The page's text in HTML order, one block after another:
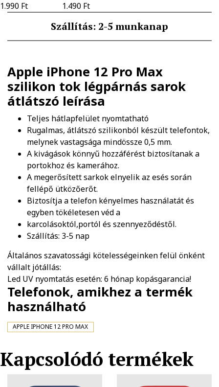
1.990 Ft 1.490 Ft
Szállítás: 2-5 munkanap
Apple iPhone 12 Pro Max
szilikon tok légpárnás sarok
átlátszó leírása
Teljes hátlapfelület nyomtatható
Rugalmas, átlátszó szilikonból készült telefontok,
melynek vastagsága mindössze 0,5 mm.
A kivágások könnyű hozzáférést biztosítanak a
portokhoz és kamerához.
A megerősített sarkok elnyelik az esés során
fellépő ütközőerőt.
Biztosítja a telefon kényelmes használatát és
egyben tökéletesen véd a
karcolásoktól,portól és szennyeződéstől.
Szállítás: 3-5 nap
Általános szavatossági kötelességeinken felül önként
vállalt jótállás:
Led UV nyomtatás esetén: 6 hónap kopásgarancia!
Telefonok, amikhez a termék
használható
APPLE IPHONE 12 PRO MAX
Kapcsolódó termékek